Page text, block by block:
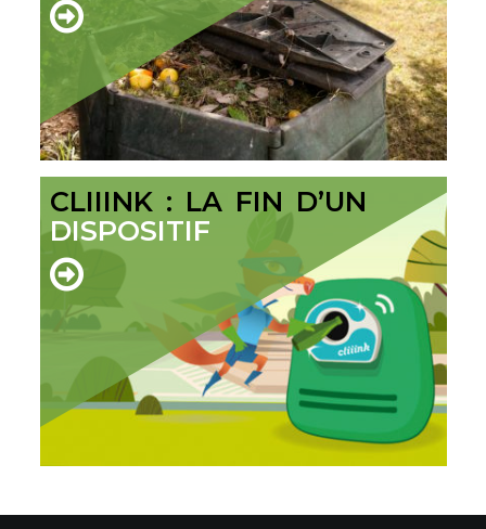
CLIIINK : LA FIN D’UN
DISPOSITIF